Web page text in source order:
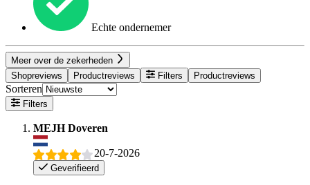
Echte ondernemer
Meer over de zekerheden
Shopreviews
Productreviews Filters Productreviews
Sorteren
Filters
MEJH Doveren
20-7-2026
Geverifieerd